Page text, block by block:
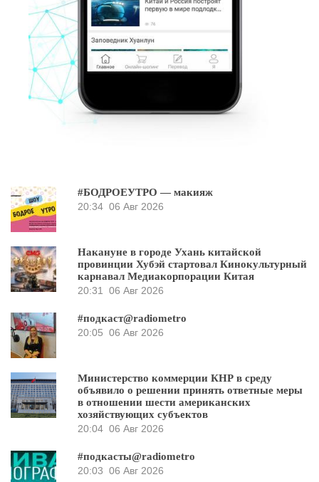
#БОДРОЕУТРО — макияж
20:34 06 Авг 2026
Накануне в городе Ухань китайской
провинции Хубэй стартовал Кинокультурный
карнавал Медиакорпорации Китая
20:31
06 Авг 2026
#подкаст@radiometro
20:05 06 Авг 2026
Министерство коммерции КНР в среду
объявило о решении принять ответные меры
в отношении шести американских
хозяйствующих субъектов
20:04 06 Авг 2026
#подкасты@radiometro
20:03 06 Авг 2026